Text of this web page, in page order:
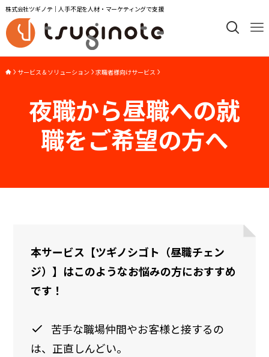
株式会社ツギノテ｜人手不足を人材・マーケティングで支援
サービス＆ソリューション 求職者様向けサービス
夜職から昼職への就
職をご希望の方へ
本サービス【ツギノシゴト（昼職チェン
ジ）】はこのようなお悩みの方におすすめ
です！
苦手な職場仲間やお客様と接するの
は、正直しんどい。